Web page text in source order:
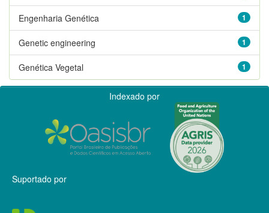
1
Engenharia Genética
1
Genetic engineering
1
Genética Vegetal
Indexado por
Suportado por